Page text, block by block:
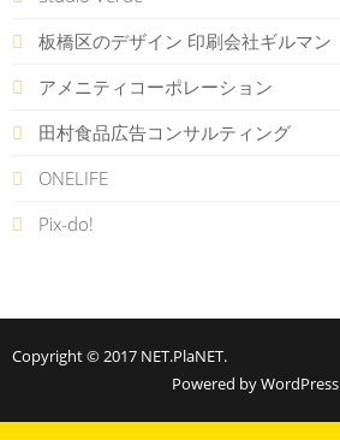
板橋区のデザイン 印刷会社ギルマン
アメニティコーポレーション
田村食品広告コンサルティング
ONELIFE
Pix-do!
Copyright © 2017 NET.PlaNET.
Powered by WordPress